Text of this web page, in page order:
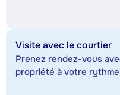
Visite avec le courtier
Prenez rendez-vous
propriété à votre